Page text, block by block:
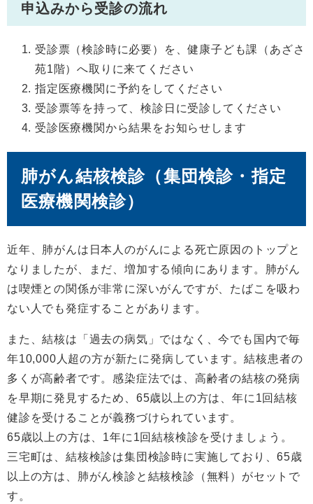
申込みから受診の流れ
受診票（検診時に必要）を、健康子ども課（あざさ
苑1階）へ取りに来てください
指定医療機関に予約をしてください
受診票等を持って、検診日に受診してください
受診医療機関から結果をお知らせします
肺がん結核検診（集団検診・指定
医療機関検診）
近年、肺がんは日本人のがんによる死亡原因のトップと
なりましたが、まだ、増加する傾向にあります。肺がん
は喫煙との関係が非常に深いがんですが、たばこを吸わ
ない人でも発症することがあります。
また、結核は「過去の病気」ではなく、今でも国内で毎
年10,000人超の方が新たに発病しています。結核患者の
多くが高齢者です。感染症法では、高齢者の結核の発病
を早期に発見するため、65歳以上の方は、年に1回結核
健診を受けることが義務づけられています。
65歳以上の方は、1年に1回結核検診を受けましょう。
三宅町は、結核検診は集団検診時に実施しており、65歳
以上の方は、肺がん検診と結核検診（無料）がセットで
す。